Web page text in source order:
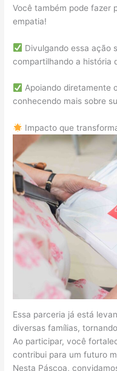
Você também pode fazer
empatia!
Divulgando essa ação
compartilhando a história
Apoiando diretamente
conhecendo mais sobre
Impacto que
Essa parceria já está
diversas famílias,
Ao participar, você
contribui para um futuro
Nesta Páscoa,